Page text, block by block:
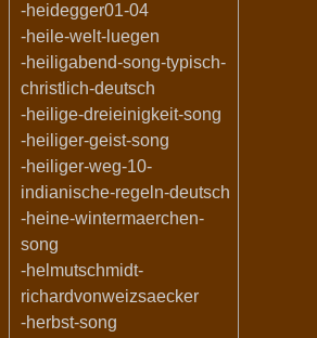
-heidegger01-04
-heile-welt-luegen
-heiligabend-song-typisch-
christlich-deutsch
-heilige-dreieinigkeit-song
-heiliger-geist-song
-heiliger-weg-10-
indianische-regeln-deutsch
-heine-wintermaerchen-
song
-helmutschmidt-
richardvonweizsaecker
-herbst-song